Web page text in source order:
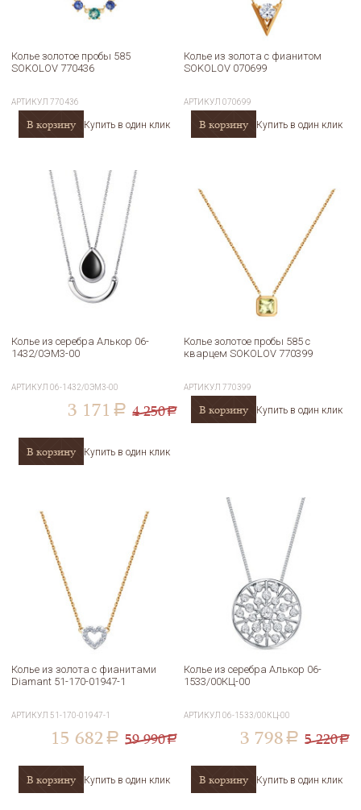
Колье золотое пробы 585
SOKOLOV 770436
АРТИКУЛ770436
В корзину Купить в один клик
Колье из золота с фианитом
SOKOLOV 070699
АРТИКУЛ070699
В корзину Купить в один клик
Колье из серебра Алькор 06-
1432/0ЭМ3-00
АРТИКУЛ06-1432/0ЭМ3-00
3 171 a 4 250a
В корзину Купить в один клик
Колье золотое пробы 585 с
кварцем SOKOLOV 770399
АРТИКУЛ770399
В корзину Купить в один клик
Колье из золота с фианитами
Diamant 51-170-01947-1
АРТИКУЛ51-170-01947-1
15 682 a 59 990a
В корзину Купить в один клик
Колье из серебра Алькор 06-
1533/00КЦ-00
АРТИКУЛ06-1533/00КЦ-00
3 798 a 5 220a
В корзину Купить в один клик